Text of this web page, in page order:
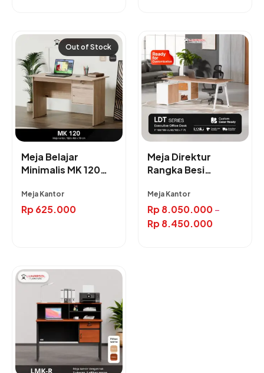
Out of Stock
Meja Belajar
Minimalis MK 120
Meja Kantor
Rp625.000
Meja Direktur
Rangka Besi
Meja Kantor
Rp8.050.000–
Rp8.450.000